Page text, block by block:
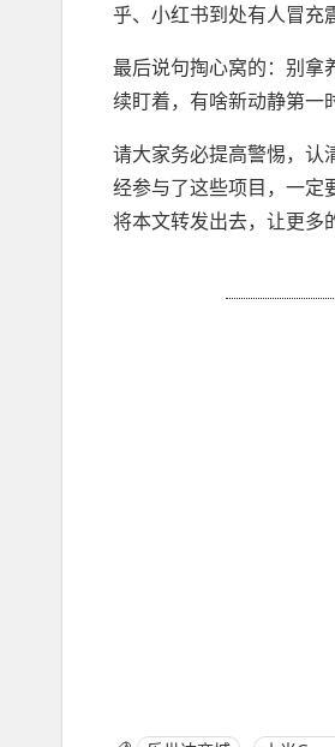
乎、小红书到处有人冒充
最后说句掏心窝的：别拿
续盯着，有啥新动静第一
请大家务必提高警惕，认
经参与了这些项目，一定
将本文转发出去，让更多